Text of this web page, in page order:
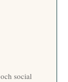
social